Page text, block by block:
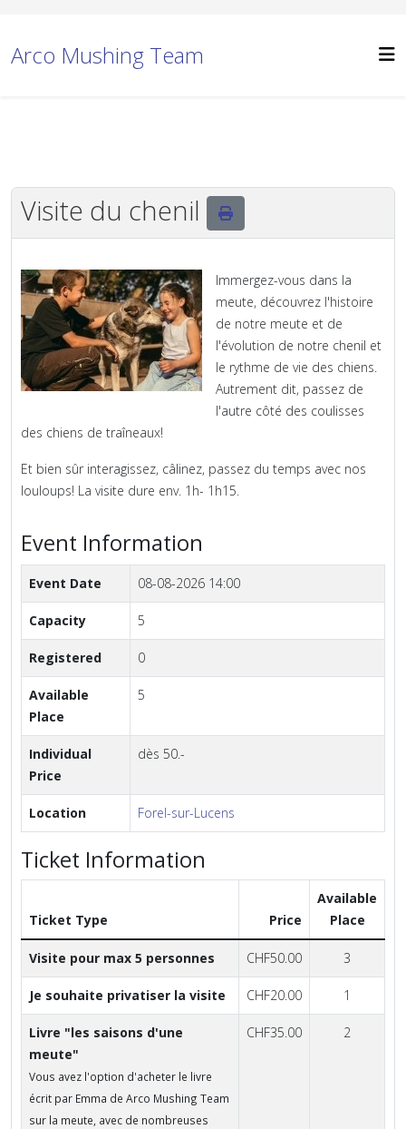
Arco Mushing Team
Visite du chenil
Immergez-vous dans la
meute, découvrez l'histoire
de notre meute et de
l'évolution de notre chenil et
le rythme de vie des chiens.
Autrement dit, passez de
l'autre côté des coulisses
des chiens de traîneaux!
Et bien sûr interagissez, câlinez, passez du temps avec nos
louloups! La visite dure env. 1h- 1h15.
Event Information
Event Date 08-08-2026 14:00
Capacity 5
Registered 0
Available
Place
5
Individual
Price
dès 50.-
Location Forel-sur-Lucens
Ticket Information
Ticket Type Price
Available
Place
Visite pour max 5 personnes CHF50.00 3
Je souhaite privatiser la visite CHF20.00 1
Livre "les saisons d'une
meute"
Vous avez l'option d'acheter le livre
écrit par Emma de Arco Mushing Team
sur la meute, avec de nombreuses
CHF35.00 2